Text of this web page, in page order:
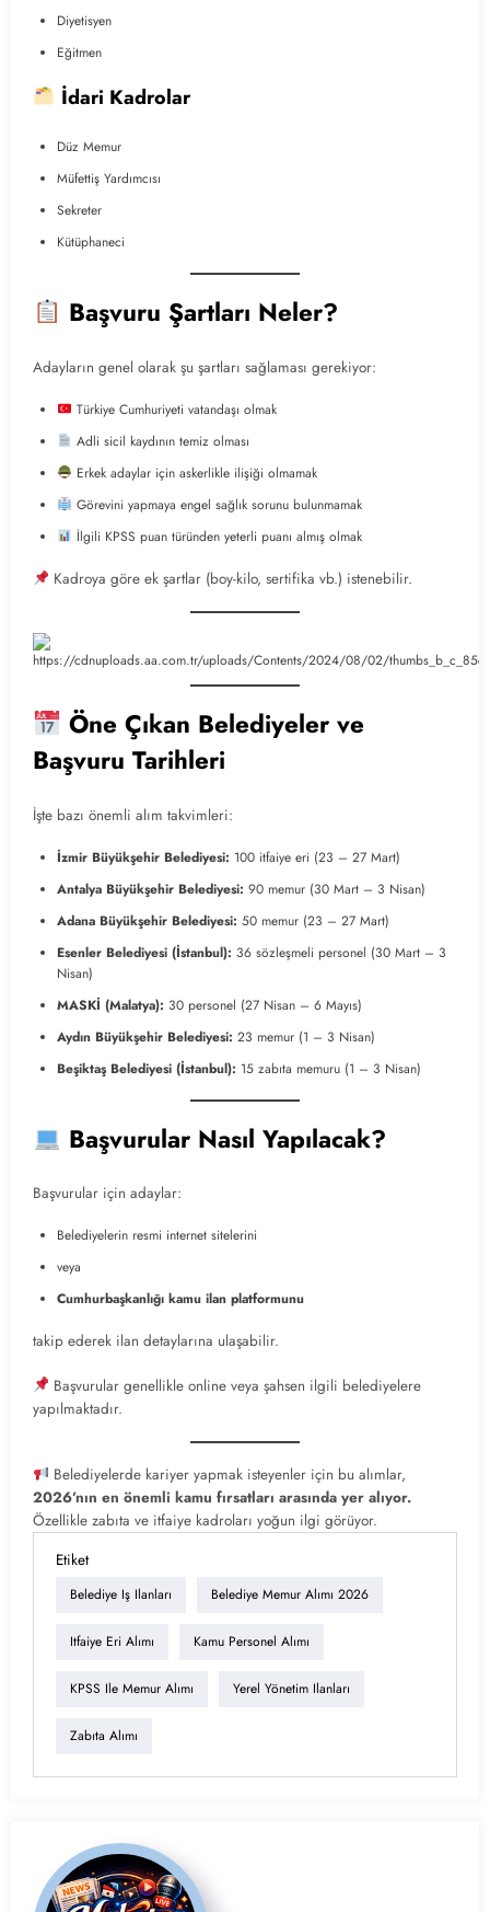
Diyetisyen
Eğitmen
İdari Kadrolar
Düz Memur
Müfettiş Yardımcısı
Sekreter
Kütüphaneci
Başvuru Şartları Neler?
Adayların genel olarak şu şartları sağlaması gerekiyor:
Türkiye Cumhuriyeti vatandaşı olmak
Adli sicil kaydının temiz olması
Erkek adaylar için askerlikle ilişiği olmamak
Görevini yapmaya engel sağlık sorunu bulunmamak
İlgili KPSS puan türünden yeterli puanı almış olmak
Kadroya göre ek şartlar (boy-kilo, sertifika vb.) istenebilir.
Öne Çıkan Belediyeler ve
Başvuru Tarihleri
İşte bazı önemli alım takvimleri:
İzmir Büyükşehir Belediyesi: 100 itfaiye eri (23 – 27 Mart)
Antalya Büyükşehir Belediyesi: 90 memur (30 Mart – 3 Nisan)
Adana Büyükşehir Belediyesi: 50 memur (23 – 27 Mart)
Esenler Belediyesi (İstanbul): 36 sözleşmeli personel (30 Mart – 3
Nisan)
MASKİ (Malatya): 30 personel (27 Nisan – 6 Mayıs)
Aydın Büyükşehir Belediyesi: 23 memur (1 – 3 Nisan)
Beşiktaş Belediyesi (İstanbul): 15 zabıta memuru (1 – 3 Nisan)
Başvurular Nasıl Yapılacak?
Başvurular için adaylar:
Belediyelerin resmi internet sitelerini
veya
Cumhurbaşkanlığı kamu ilan platformunu
takip ederek ilan detaylarına ulaşabilir.
Başvurular genellikle online veya şahsen ilgili belediyelere
yapılmaktadır.
Belediyelerde kariyer yapmak isteyenler için bu alımlar,
2026’nın en önemli kamu fırsatları arasında yer alıyor.
Özellikle zabıta ve itfaiye kadroları yoğun ilgi görüyor.
Etiket
Belediye Iş Ilanları Belediye Memur Alımı 2026
Itfaiye Eri Alımı Kamu Personel Alımı
KPSS Ile Memur Alımı Yerel Yönetim Ilanları
Zabıta Alımı